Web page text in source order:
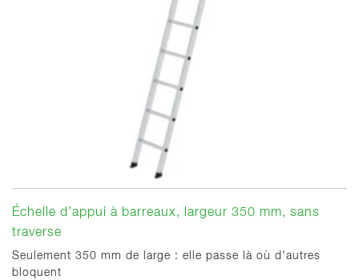
Échelle d’appui à barreaux, largeur 350 mm, sans
traverse
Seulement 350 mm de large : elle passe là où d'autres
bloquent